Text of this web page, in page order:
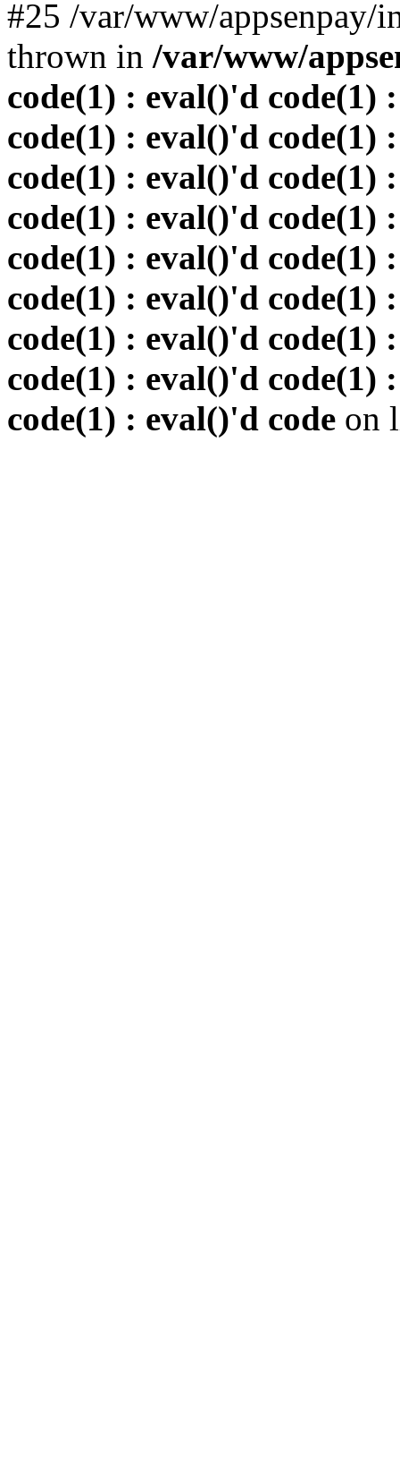
#25 /var/www/
thrown in /var/www/
code(1) : eval()'d code(1)
code(1) : eval()'d code(1)
code(1) : eval()'d code(1)
code(1) : eval()'d code(1)
code(1) : eval()'d code(1)
code(1) : eval()'d code(1)
code(1) : eval()'d code(1)
code(1) : eval()'d code(1)
code(1) : eval()'d code on